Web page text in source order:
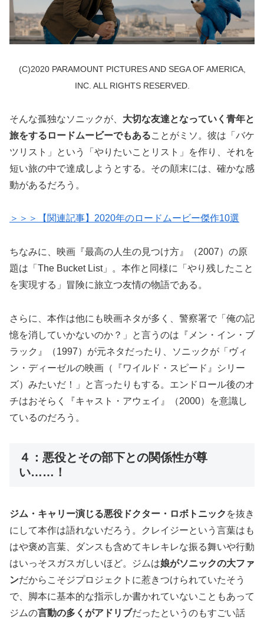
(C)2020 PARAMOUNT PICTURES AND SEGA OF AMERICA,
INC. ALL RIGHTS RESERVED.
そんな孤独なソニックが、 大切な友達となっていく青年と
旅をするロードムービーでもあることがミソ。彼は「バケ
ツリスト」という「やりたいことリスト」を作り、それを
短い旅の中で達成しようとする。その顛末には、確かな感
動があるだろう。
＞＞＞【関連記事】2020年のロードムービー傑作10選
ちなみに、映画『最高の人生の見つけ方』（2007）の原
題は「The Bucket List」。本作と同様に「やり残したこと
を実現する」冒険に旅立つ友情の物語である。
さらに、本作は他にも映画ネタが多く、警察署で「俺の記
憶を消していかないのか？」と言うのは『メン・イン・ブ
ラック』（1997）が元ネタだったり、ソニックが「ヴィ
ン・ディーゼルの映画（『ワイルド・スピード』シリー
ズ）みたいだ！」と言ったりもする。エンドロール後のオ
チはおそらく『キャスト・アウェイ』（2000）を意識し
ているのだろう。
４：悪役とその部下との関係性が尊
い……！
ジム・キャリー演じる悪役ドクター・ロボトニック を抜き
にして本作は語れないだろう。クレイジーという言葉はも
はや褒め言葉、ダンスも含めてキレキレな振る舞いや行動
はいっそスガスガしいほど。ジムは娘がソニックの大ファ
ンだからこそジプロジェクトに惹きつけられていたそう
で、脚本に基本的な指示しか書かれていないこともあって
ジムの言動の多くがアドリブだったというのもすごい話